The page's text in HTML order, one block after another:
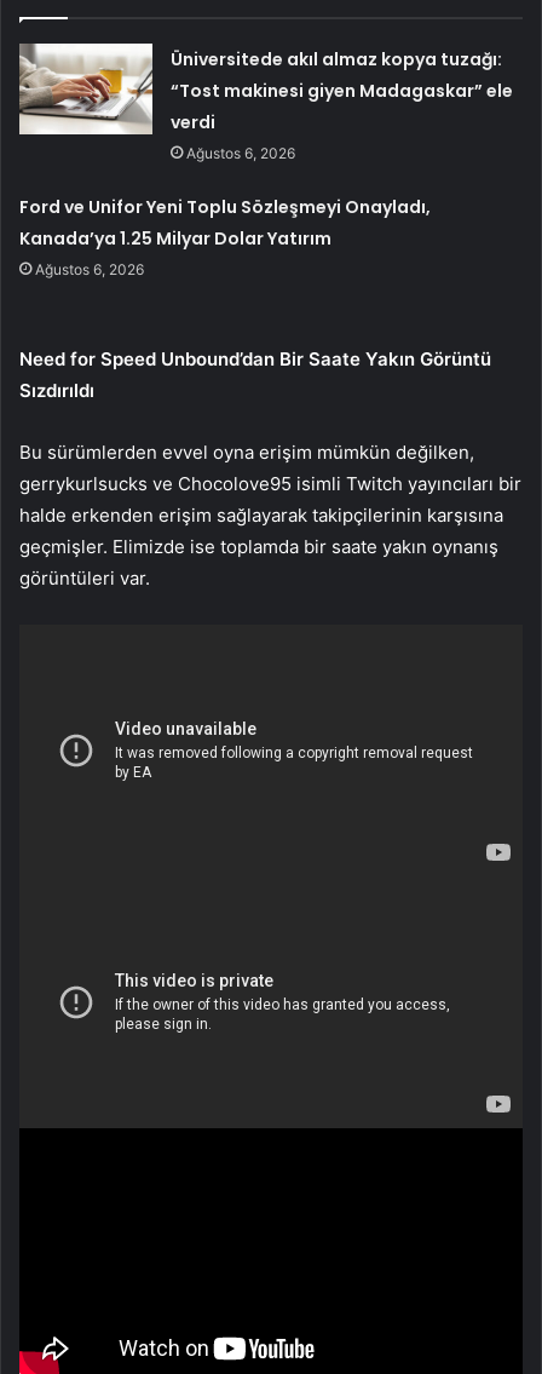
Üniversitede akıl almaz kopya tuzağı:
“Tost makinesi giyen Madagaskar” ele
verdi
Ağustos 6, 2026
Ford ve Unifor Yeni Toplu Sözleşmeyi Onayladı,
Kanada’ya 1.25 Milyar Dolar Yatırım
Ağustos 6, 2026
Need for Speed Unbound’dan Bir Saate Yakın Görüntü
Sızdırıldı
Bu sürümlerden evvel oyna erişim mümkün değilken,
gerrykurlsucks ve Chocolove95 isimli Twitch yayıncıları bir
halde erkenden erişim sağlayarak takipçilerinin karşısına
geçmişler. Elimizde ise toplamda bir saate yakın oynanış
görüntüleri var.